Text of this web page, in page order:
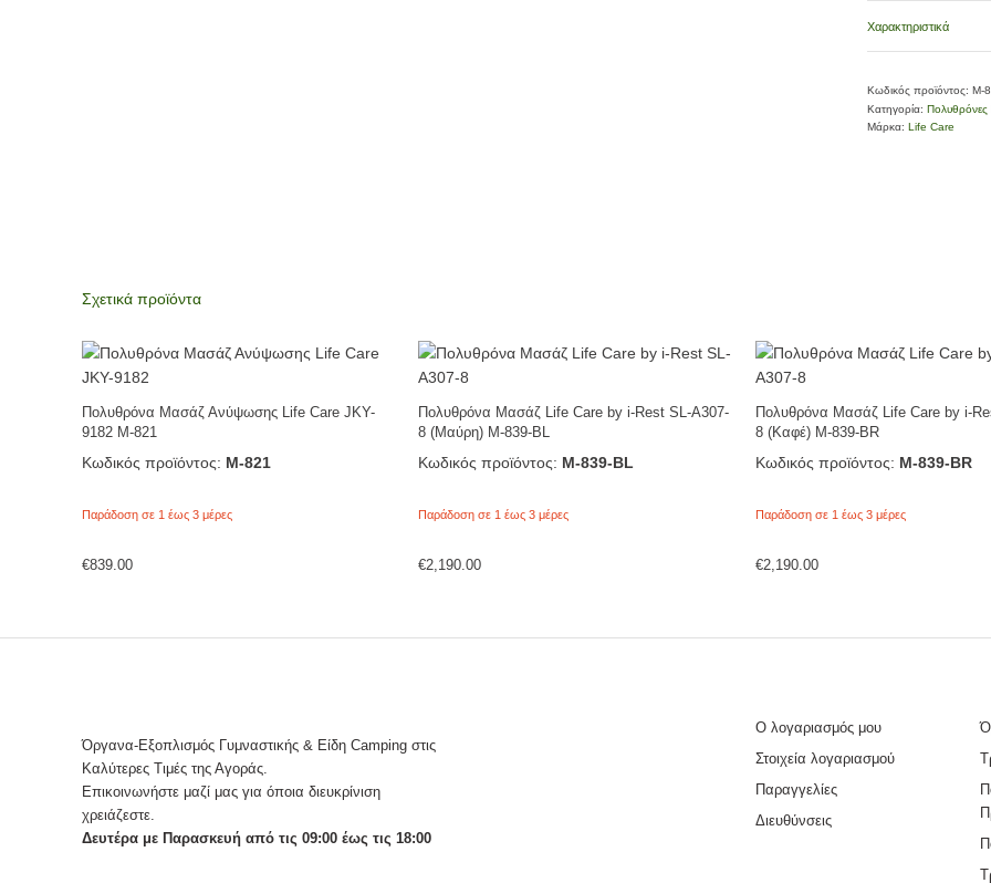
Χαρακτηριστικά
Κωδικός προϊόντος: Μ-
Κατηγορία:
Μάρκα: Life Care
Σχετικά προϊόντα
Πολυθρόνα Μασάζ Ανύψωσης Life Care JKY-
9182 Μ-821
Κωδικός προϊόντος: Μ-821
Παράδοση σε 1 έως 3 μέρες
€839.00
Πολυθρόνα Μασάζ Life Care by i-Rest SL-A307-
8 (Mαύρη) Μ-839-BL
Κωδικός προϊόντος: Μ-839-BL
Παράδοση σε 1 έως 3 μέρες
€2,190.00
Πολυθρόνα Μασάζ Life Care by i-
8 (Καφέ) Μ-839-BR
Κωδικός προϊόντος: Μ-839-BR
Παράδοση σε 1 έως 3 μέρες
€2,190.00
Όργανα-Εξοπλισμός Γυμναστικής & Είδη Camping στις
Καλύτερες Τιμές της Αγοράς.
Επικοινωνήστε μαζί μας για όποια διευκρίνιση
χρειάζεστε.
Δευτέρα με Παρασκευή από τις 09:00 έως τις 18:00
Ο λογαριασμός μου
Στοιχεία λογαριασμού
Παραγγελίες
Διευθύνσεις